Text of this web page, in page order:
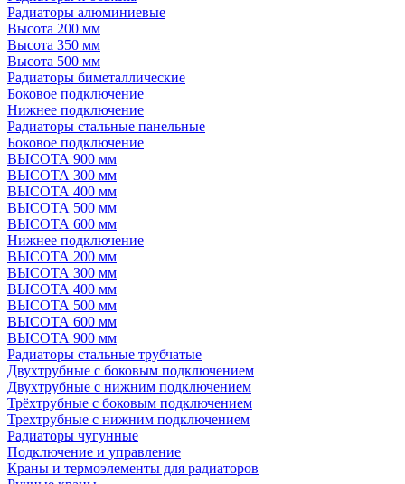
Радиаторы алюминиевые
Высота 200 мм
Высота 350 мм
Высота 500 мм
Радиаторы биметаллические
Боковое подключение
Нижнее подключение
Радиаторы стальные панельные
Боковое подключение
ВЫСОТА 900 мм
ВЫСОТА 300 мм
ВЫСОТА 400 мм
ВЫСОТА 500 мм
ВЫСОТА 600 мм
Нижнее подключение
ВЫСОТА 200 мм
ВЫСОТА 300 мм
ВЫСОТА 400 мм
ВЫСОТА 500 мм
ВЫСОТА 600 мм
ВЫСОТА 900 мм
Радиаторы стальные трубчатые
Двухтрубные с боковым подключением
Двухтрубные с нижним подключением
Трёхтрубные с боковым подключением
Трехтрубные с нижним подключением
Радиаторы чугунные
Подключение и управление
Краны и термоэлементы для радиаторов